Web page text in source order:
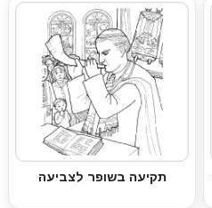
תקיעה בשופר לצביעה